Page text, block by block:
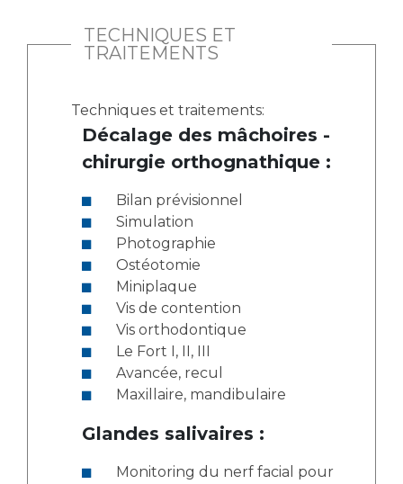
TECHNIQUES ET
TRAITEMENTS
Techniques et traitements:
Décalage des mâchoires -
chirurgie orthognathique :
Bilan prévisionnel
Simulation
Photographie
Ostéotomie
Miniplaque
Vis de contention
Vis orthodontique
Le Fort I, II, III
Avancée, recul
Maxillaire, mandibulaire
Glandes salivaires :